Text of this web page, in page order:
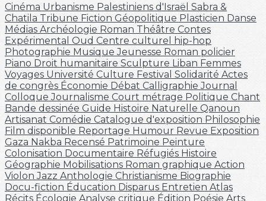
Cinéma Urbanisme Palestiniens d'Israël Sabra &
Chatila Tribune Fiction Géopolitique Plasticien Danse
Médias Archéologie Roman Théâtre Contes
Expérimental Oud Centre culturel
hip-hop
Photographie MusiqueJeunesse Roman policier
Piano Droit humanitaire Sculpture Liban Femmes
Voyages Université Culture Festival Solidarité Actes
de congrès Économie Débat CalligraphieJournal
ColloqueJournalisme Court métrage Politique Chant
Bande dessinée Guide Histoire Naturelle Qanoun
Artisanat Comédie Catalogue d'exposition Philosophie
Film disponible Reportage Humour Revue Exposition
Gaza Nakba Recensé Patrimoine Peinture
Colonisation Documentaire Réfugiés Histoire
Géographie Mobilisations Roman graphique Action
ViolonJazz Anthologie Christianisme Biographie
Docu-fiction Éducation Disparus Entretien Atlas
Récits Écologie Analyse critique Édition Poésie Arts